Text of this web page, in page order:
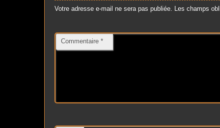
Votre adresse e-mail ne sera pas publiée. Les champs
Commentaire *